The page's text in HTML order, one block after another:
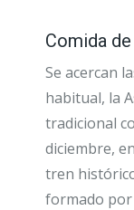
Comida
Se acercan
habitual, la
tradicional
diciembre,
tren
formado por